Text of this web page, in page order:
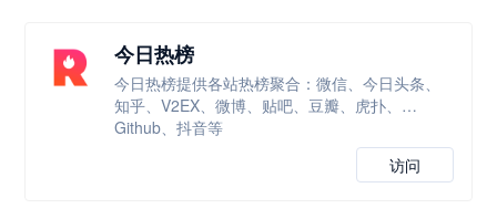
今日热榜
今日热榜提供各站热榜聚合：微信、今日头条、
知乎、V2EX、微博、贴吧、豆瓣、虎扑、
Github、抖音等
访问